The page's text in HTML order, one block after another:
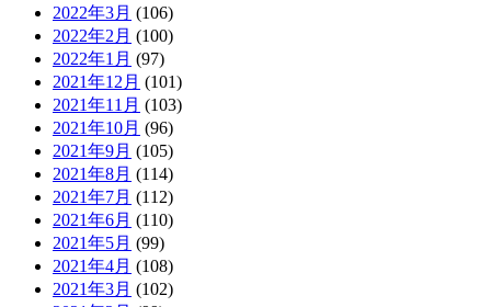
2022年3月 (106)
2022年2月 (100)
2022年1月 (97)
2021年12月 (101)
2021年11月 (103)
2021年10月 (96)
2021年9月 (105)
2021年8月 (114)
2021年7月 (112)
2021年6月 (110)
2021年5月 (99)
2021年4月 (108)
2021年3月 (102)